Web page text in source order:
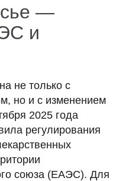
—
и
не только с
но и с изменением
2025 года
регулирования
союза (ЕАЭС). Для